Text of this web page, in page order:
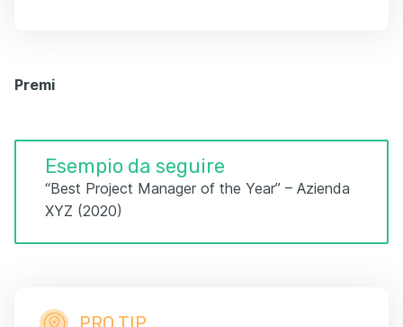
Premi
Esempio da seguire
“Best Project Manager of the Year” – Azienda
XYZ (2020)